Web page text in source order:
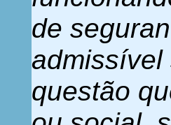
de
admissível
questão